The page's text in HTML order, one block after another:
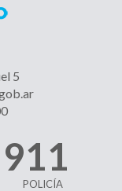
5
911
POLICÍA